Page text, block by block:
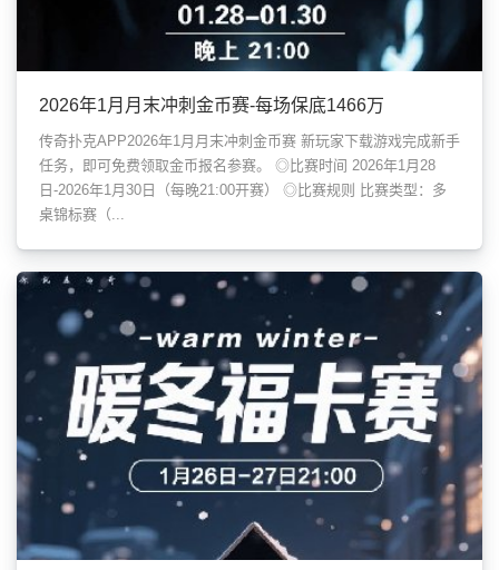
2026年1月月末冲刺金币赛-每场保底1466万
传奇扑克APP2026年1月月末冲刺金币赛 新玩家下载游戏完成新手
任务，即可免费领取金币报名参赛。 ◎比赛时间 2026年1月28
日-2026年1月30日（每晚21:00开赛） ◎比赛规则 比赛类型：多
桌锦标赛（...